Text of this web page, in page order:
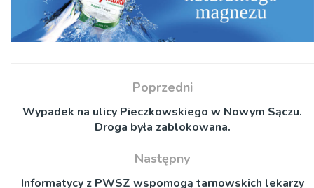
Poprzedni
Wypadek na ulicy Pieczkowskiego w Nowym Sączu.
Droga była zablokowana.
Następny
Informatycy z PWSZ wspomogą tarnowskich lekarzy